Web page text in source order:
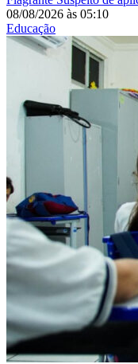
08/08/2026 às 05:10
Educação